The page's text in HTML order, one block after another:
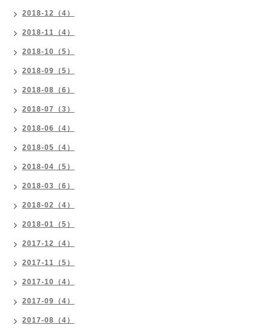
2018-12（4）
2018-11（4）
2018-10（5）
2018-09（5）
2018-08（6）
2018-07（3）
2018-06（4）
2018-05（4）
2018-04（5）
2018-03（6）
2018-02（4）
2018-01（5）
2017-12（4）
2017-11（5）
2017-10（4）
2017-09（4）
2017-08（4）